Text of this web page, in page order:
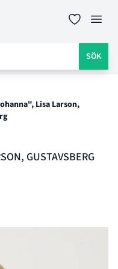
SÖK
Lisa Larson,
GUSTAVSBERG